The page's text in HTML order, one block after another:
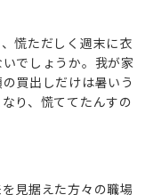
慌ただしく週末に衣
でしょうか。我が家
買出しだけは暑いう
り、慌ててたんすの
見据えた方々の職場